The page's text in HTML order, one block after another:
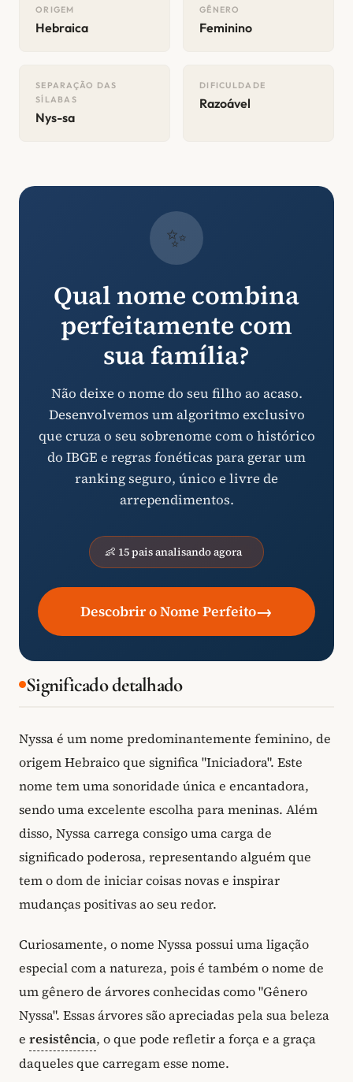
ORIGEM
Hebraica
GÊNERO
Feminino
SEPARAÇÃO DAS
SÍLABAS
Nys-sa
DIFICULDADE
Razoável
✨
Qual nome combina
perfeitamente com
sua família?
Não deixe o nome do seu filho ao acaso.
Desenvolvemos um algoritmo exclusivo
que cruza o seu sobrenome com o histórico
do IBGE e regras fonéticas para gerar um
ranking seguro, único e livre de
arrependimentos.
👶 15 pais analisando agora
Descobrir o Nome Perfeito→
Significado detalhado
Nyssa é um nome predominantemente feminino, de
origem Hebraico que significa "Iniciadora". Este
nome tem uma sonoridade única e encantadora,
sendo uma excelente escolha para meninas. Além
disso, Nyssa carrega consigo uma carga de
significado poderosa, representando alguém que
tem o dom de iniciar coisas novas e inspirar
mudanças positivas ao seu redor.
Curiosamente, o nome Nyssa possui uma ligação
especial com a natureza, pois é também o nome de
um gênero de árvores conhecidas como "Gênero
Nyssa". Essas árvores são apreciadas pela sua beleza
e resistência, o que pode refletir a força e a graça
daqueles que carregam esse nome.